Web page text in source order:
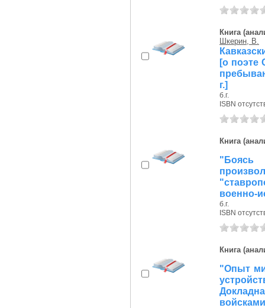
Книга
Шкерин, В.
[о поэте
г.]
б.г.
ISBN
Книга
"Боясь
военно-
б.г.
ISBN
Книга
"Опыт